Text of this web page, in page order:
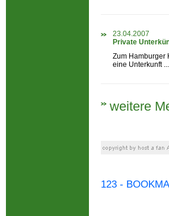
23.04.2007
Private
Zum Hamburger
eine Unterkunft
weitere
123 -